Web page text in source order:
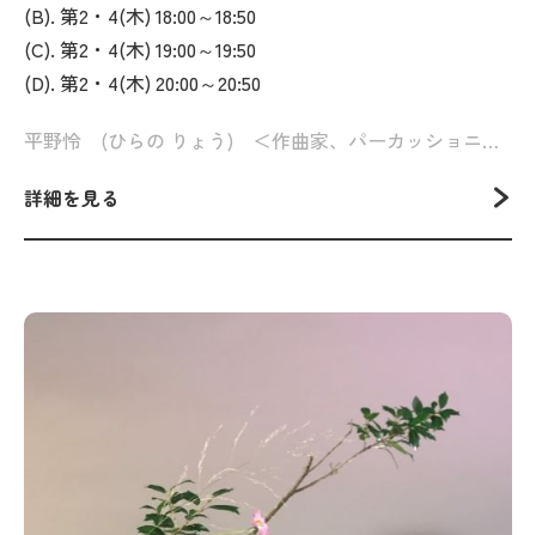
(B). 第2・4(木) 18:00～18:50
(C). 第2・4(木) 19:00～19:50
(D). 第2・4(木) 20:00～20:50
平野怜 (ひらの りょう) ＜作曲家、パーカッショニスト＞
詳細を見る